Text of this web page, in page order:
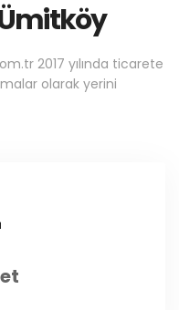
2017 yılında ticarete
olarak yerini